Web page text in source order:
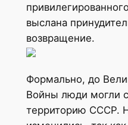
выслана
возвращение.
Формально, до
Войны люди могли
территорию СССР.